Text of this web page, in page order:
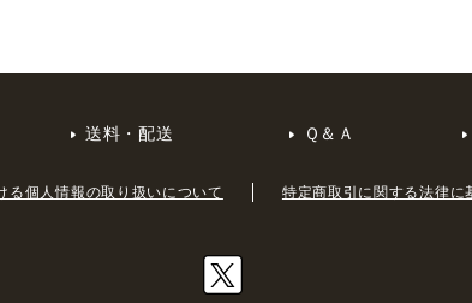
送料・配送 Ｑ＆Ａ
る個人情報の取り扱いについて 特定商取引に関する法律に